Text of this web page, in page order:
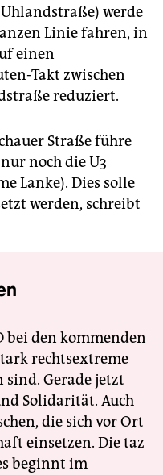
Uhlandstraße) werde
Linie fahren, in
einen
Takt zwischen
reduziert.
Straße führe
noch die U3
Lanke). Dies solle
werden, schreibt
bei den kommenden
rechtsextreme
Gerade jetzt
Solidarität. Auch
die sich vor Ort
einsetzen. Die taz
beginnt im